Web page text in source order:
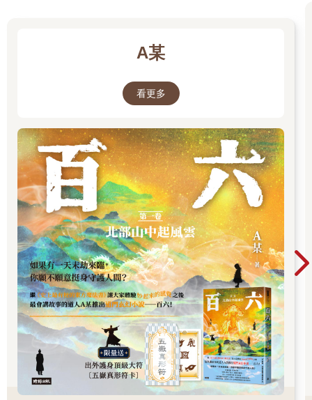
「可是它並不像一顆衛星。我一直有留意它，剛才我們坐車回來
不同，現在更像是在觀察我們。」素桑接著說。
它沒有很大的移動或高速飛行，也沒有奇怪的路徑，她們很難斷
定它是什麼，可是就是覺得它很有智慧並帶著生命地看著她們。
有外星人居住嗎？沙斯塔山位於加利福尼亞北部的喀斯喀特山
脈，海拔一萬四千一百七十九英尺，佔地八十五立方英里，這個
圓錐形的休火山是由安山岩組成。它位於喀斯喀特山脈南部，是
喀斯喀特山脈的第二高峰，加利福尼亞州的第五高峰。在過去的
一萬年中，沙斯塔山平均每八百年就會噴發一次；最近的四千五
百年中，則平均每六百年就噴發一次，最近的一次噴發是在一七
八六年。
素桑很喜歡這裡，她總感受到一種很震撼的力量，人到這裡就感
覺很輕，也不會餓。人的身體會有餓感是因為能量用完了，而現
在的食糧能量甚低。能夠維持生命的是能量，食物只是其中的一
種方法，但很多人還是不明白。很多個世紀以來，土著部落、薩
滿、靈性大師、聖人、神秘主義者、尋找真理者都奉沙斯塔山為
朝聖地，是必到之處。常常有人說在山的附近看到UFO、飛碟，
拍照的時候有光球，有些更敏感的人說聽到地底下有聲音。有人
認為沙斯塔山提供了一個更高維度意識的門戶；有人說山的地底
住的是失落的雷姆利亞大陸（Lemuria）的先進城市泰魯斯
（Telos）。
素桑去年有兩位朋友一直追蹤地下城的入口，當她們要進去的時
A某
看更多